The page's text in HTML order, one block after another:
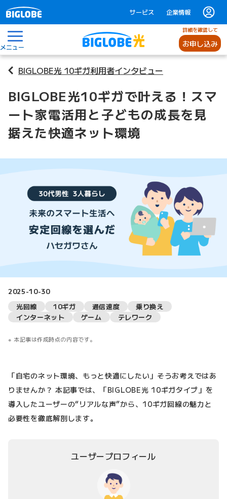
サービス 企業情報
メニュー
詳細を確認して
お申し込み
BIGLOBE光 10ギガ利用者インタビュー
BIGLOBE光10ギガで叶える！スマ
ート家電活用と子どもの成長を見
据えた快適ネット環境
2025-10-30
光回線
10ギガ 通信速度
乗り換え
インターネット
ゲーム テレワーク
本記事は作成時点の内容です。
「自宅のネット環境、もっと快適にしたい」そうお考えではあ
りませんか？ 本記事では、「BIGLOBE光 10ギガタイプ」を
導入したユーザーの“リアルな声”から、10ギガ回線の魅力と
必要性を徹底解剖します。
ユーザープロフィール